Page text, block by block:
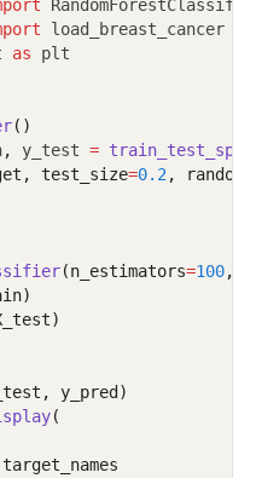
RandomForestClassifier
load_breast_cancer
as plt
()
, y_test = train_test_split
test_size
=0.2 ,
(n_estimators=100,
y_pred)
(